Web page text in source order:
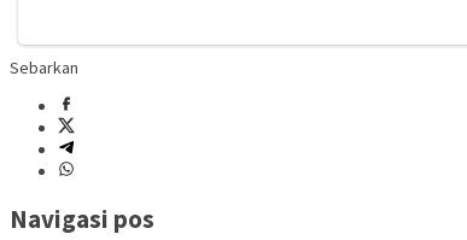
Sebarkan
Navigasi pos